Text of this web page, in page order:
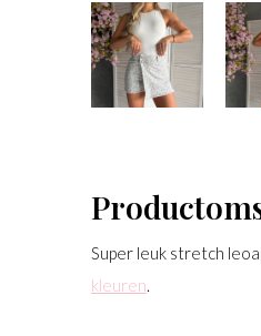
Super leuk stretch
kleuren.